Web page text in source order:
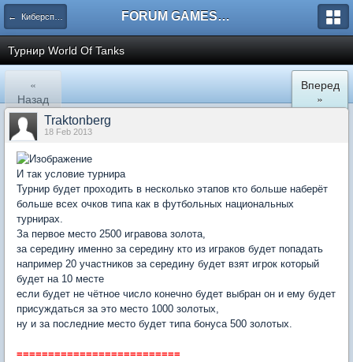
← Киберспорт GMT FORUM GAMES MEGA TORRENTS
Турнир World Of Tanks
«
Назад
Вперед
»
Traktonberg
18 Feb 2013
И так условие турнира
Турнир будет проходить в несколько этапов кто больше наберёт
больше всех очков типа как в футбольных национальных
турнирах.
За первое место 2500 игравова золота,
за середину именно за середину кто из играков будет попадать
например 20 участников за середину будет взят игрок который
будет на 10 месте
если будет не чётное число конечно будет выбран он и ему будет
присуждаться за это место 1000 золотых,
ну и за последние место будет типа бонуса 500 золотых.
==========================